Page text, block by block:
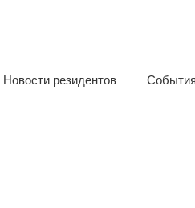
Новости резидентов